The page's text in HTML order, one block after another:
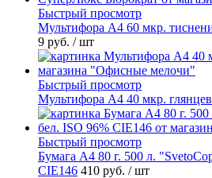
Быстрый просмотр
Мультифора А4 60 мкр.
9 руб. / шт
Быстрый просмотр
Мультифора А4 40 мкр.
Быстрый просмотр
Бумага А4 80 г. 500 л.
CIE146 410 руб. / шт